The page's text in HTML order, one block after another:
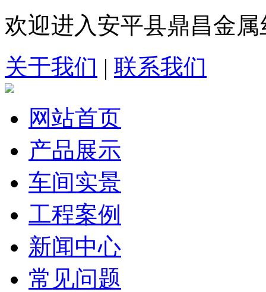
欢迎进入安平县鼎昌金
关于我们 | 联系我们
网站首页
产品展示
车间实景
工程案例
新闻中心
常见问题